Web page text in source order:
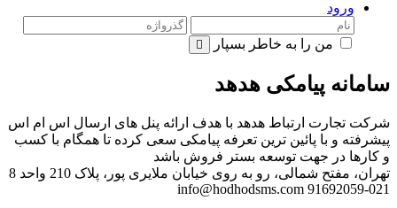
ورود
من را به خاطر بسپار
سامانه پیامکی هدهد
شرکت تجارت ارتباط هدهد با هدف ارائه پنل های ارسال اس ام اس
پیشرفته و با پائین ترین تعرفه پیامکی سعی کرده تا همگام با کسب
و کارها در جهت توسعه بستر فروش باشد
تهران، مفتح شمالی، رو به روی خیابان ملایری پور، پلاک 210 واحد 8
021-91692059
info@hodhodsms.com